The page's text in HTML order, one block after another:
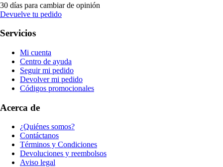
30 días para cambiar de opinión
Devuelve tu pedido
Servicios
Mi cuenta
Centro de ayuda
Seguir mi pedido
Devolver mi pedido
Códigos promocionales
Acerca de
¿Quiénes somos?
Contáctanos
Términos y Condiciones
Devoluciones y reembolsos
Aviso legal